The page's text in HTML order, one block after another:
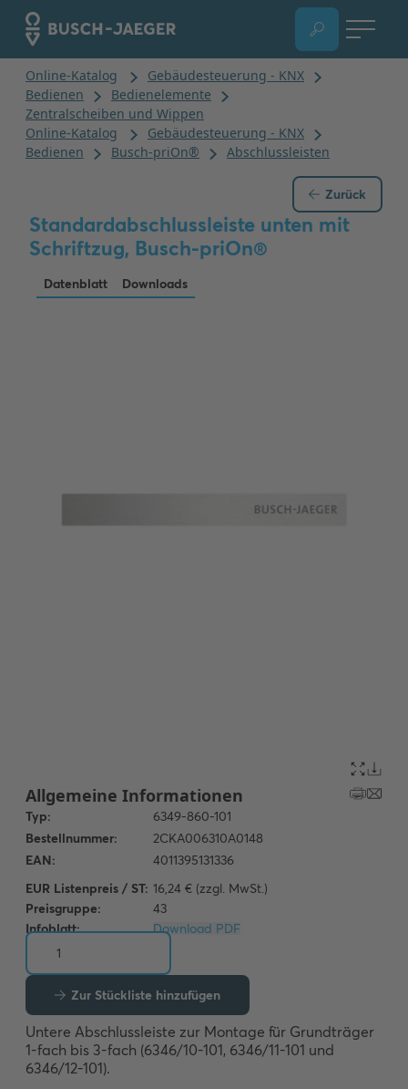
Zurück
Standardabschlussleiste unten mit
Schriftzug, Busch-priOn®
Datenblatt Downloads
EUR Listenpreis / ST: 16,24 € (zzgl. MwSt.)
Preisgruppe:
43
Infoblatt:
Download PDF
Zur Stückliste hinzufügen
Untere Abschlussleiste zur Montage für Grundträger
1-fach bis 3-fach (6346/10-101, 6346/11-101 und
6346/12-101).